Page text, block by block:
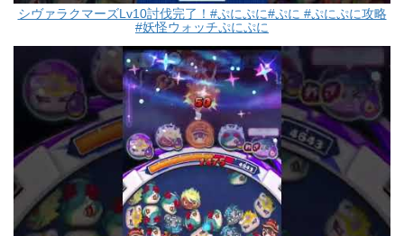
シヴァラクマーズLv10討伐完了！#ぷにぷに#ぷに #ぷにぷに攻略
#妖怪ウォッチぷにぷに